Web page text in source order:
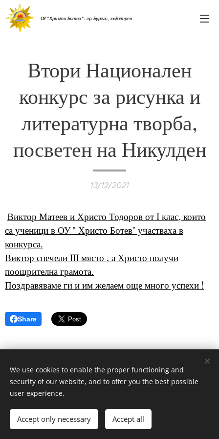
ОУ " Христо Ботев " - гр. Бургас , кв.Ветрен
Втори Национален
конкурс за рисунка и
литературна творба,
посветен на Никулден
13/12/2021
Виктор Матеев и Христо Тодоров от I клас, които
са ученици в ОУ " Христо Ботев" участваха в
конкурса.
Виктор спечели III място , а Христо получи
поощрителна грамота.
Поздравяваме ги и им желаем още много успехи !
Share
© 2020ОУ"Христо Ботев"- гр.Бургас , кв.Ветрен
Powered by
Webnode Cookies
We use cookies to enable the proper functioning and
security of our website, and to offer you the best possible
user experience.
Accept only necessary Accept all